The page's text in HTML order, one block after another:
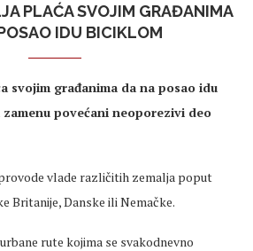
PLAĆA SVOJIM GRAĐANIMA
IDU BICIKLOM
svojim građanima da na posao idu
povećani neoporezivi deo
vlade različitih zemalja poput
Britanije, Danske ili Nemačke.
rute kojima se svakodnevno